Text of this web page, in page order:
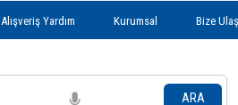
Alışveriş Yardım Kurumsal Bize